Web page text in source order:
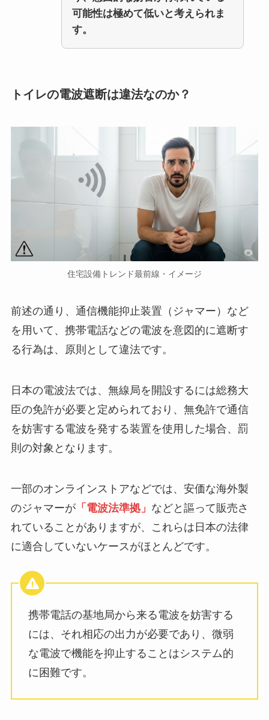
可能性は極めて低いと考えられま
す。
トイレの電波遮断は違法なのか？
住宅設備トレンド最前線・イメージ
前述の通り、通信機能抑止装置（ジャマー）など
を用いて、携帯電話などの電波を意図的に遮断す
る行為は、原則として違法です。
日本の電波法では、無線局を開設するには総務大
臣の免許が必要と定められており、無免許で通信
を妨害する電波を発する装置を使用した場合、罰
則の対象となります。
一部のオンラインストアなどでは、安価な海外製
のジャマーが「電波法準拠」 などと謳って販売さ
れていることがありますが、これらは日本の法律
に適合していないケースがほとんどです。
携帯電話の基地局から来る電波を妨害する
には、それ相応の出力が必要であり、微弱
な電波で機能を抑止することはシステム的
に困難です。